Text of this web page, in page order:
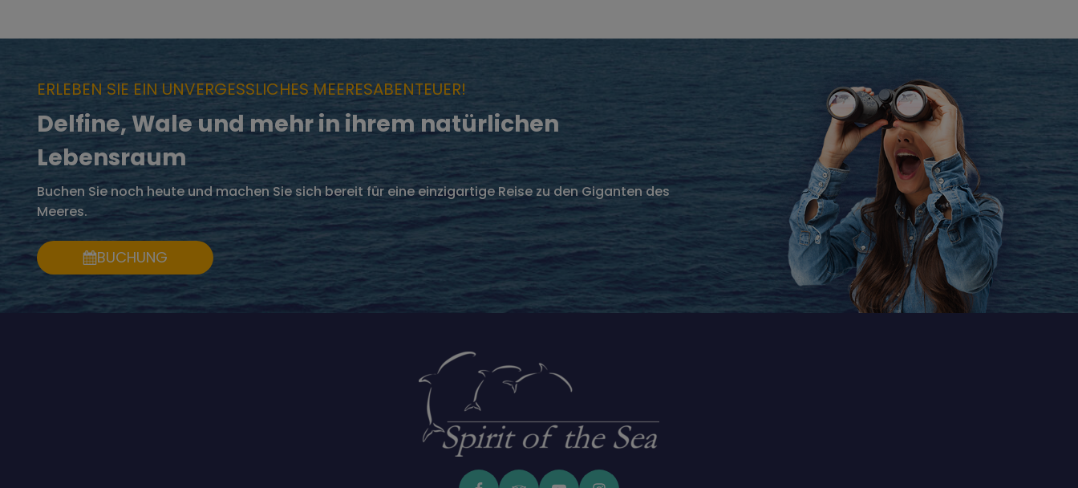
ERLEBEN SIE EIN UNVERGESSLICHES MEERESABENTEUER!
Delfine, Wale und mehr in ihrem natürlichen
Lebensraum
Buchen Sie noch heute und machen Sie sich bereit für eine einzigartige Reise zu den Giganten des
Meeres.
BUCHUNG